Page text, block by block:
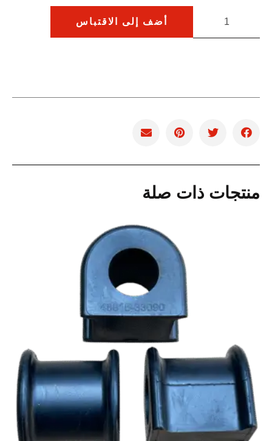
أضف إلى الاقتباس
منتجات ذات صلة